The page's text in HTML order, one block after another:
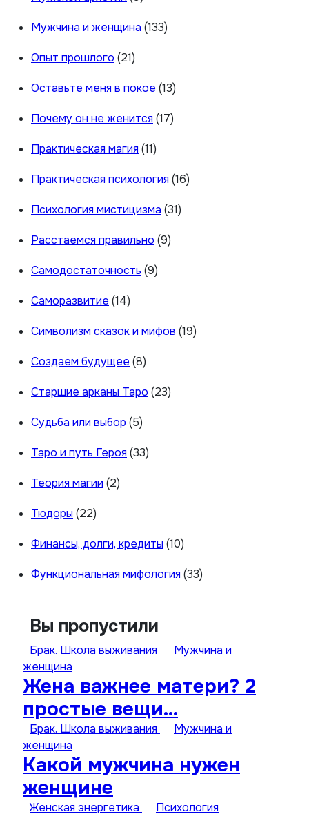
Мужчина и женщина (133)
Опыт прошлого (21)
Оставьте меня в покое (13)
Почему он не женится (17)
Практическая магия (11)
Практическая психология (16)
Психология мистицизма (31)
Расстаемся правильно (9)
Самодостаточность (9)
Саморазвитие (14)
Символизм сказок и мифов (19)
Создаем будущее (8)
Старшие арканы Таро (23)
Судьба или выбор (5)
Таро и путь Героя (33)
Теория магии (2)
Тюдоры (22)
Финансы, долги, кредиты (10)
Функциональная мифология (33)
Вы пропустили
Брак. Школа выживания
Мужчина и
женщина
Жена важнее матери? 2
простые вещи…
Брак. Школа выживания
Мужчина и
женщина
Какой мужчина нужен
женщине
Женская энергетика
Психология